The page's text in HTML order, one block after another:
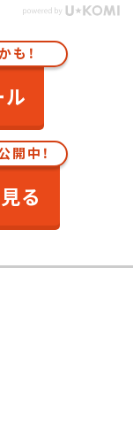
も！
ル
開中！
る